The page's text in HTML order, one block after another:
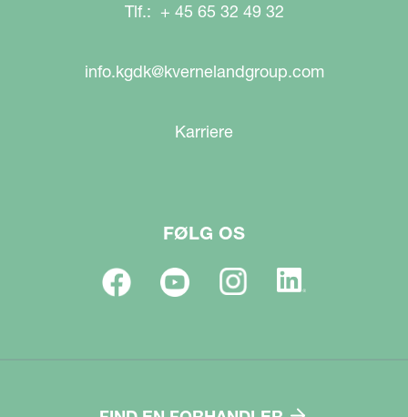
Tlf.: + 45 65 32 49 32
info.kgdk@kvernelandgroup.com
Karriere
FØLG OS